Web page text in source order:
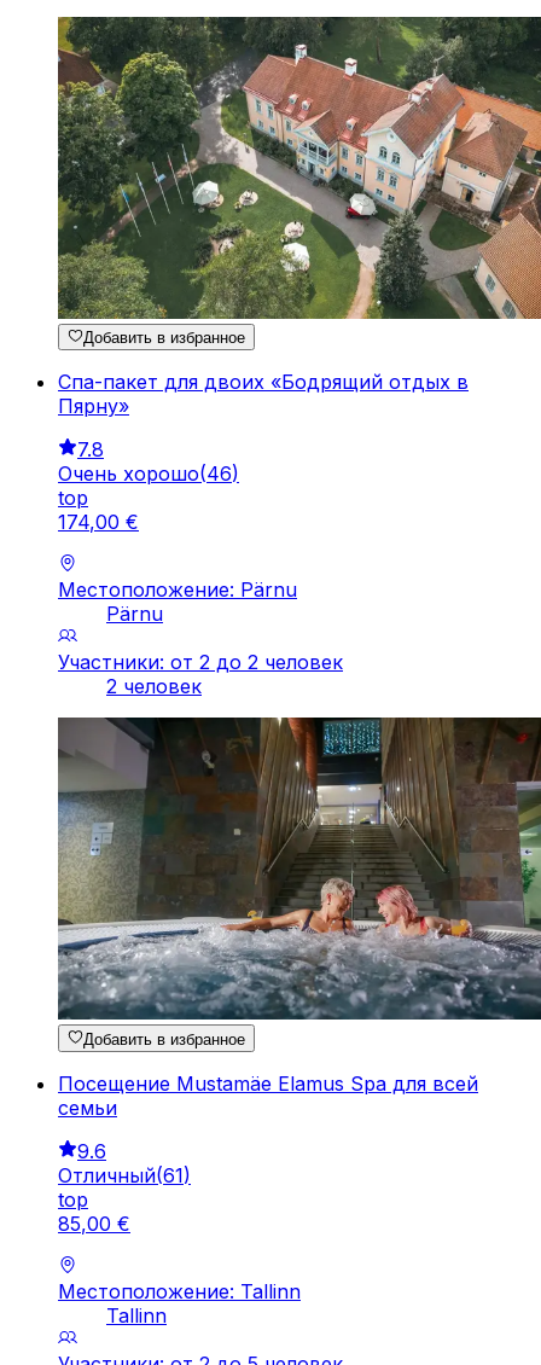
Добавить в избранное
Спа-пакет для двоих «Бодрящий отдых в
Пярну»
7.8
Очень хорошо(46)
top
174,00 €
Местоположение: Pärnu
Pärnu
Участники: от 2 до 2 человек
2 человек
Добавить в избранное
Посещение Mustamäe Elamus Spa для всей
семьи
9.6
Отличный(61)
top
85,00 €
Местоположение: Tallinn
Tallinn